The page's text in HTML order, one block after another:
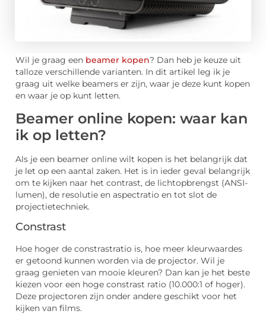
Wil je graag een beamer kopen? Dan heb je keuze uit
talloze verschillende varianten. In dit artikel leg ik je
graag uit welke beamers er zijn, waar je deze kunt kopen
en waar je op kunt letten.
Beamer online kopen: waar kan
ik op letten?
Als je een beamer online wilt kopen is het belangrijk dat
je let op een aantal zaken. Het is in ieder geval belangrijk
om te kijken naar het contrast, de lichtopbrengst (ANSI-
lumen), de resolutie en aspectratio en tot slot de
projectietechniek.
Constrast
Hoe hoger de constrastratio is, hoe meer kleurwaardes
er getoond kunnen worden via de projector. Wil je
graag genieten van mooie kleuren? Dan kan je het beste
kiezen voor een hoge constrast ratio (10.000:1 of hoger).
Deze projectoren zijn onder andere geschikt voor het
kijken van films.